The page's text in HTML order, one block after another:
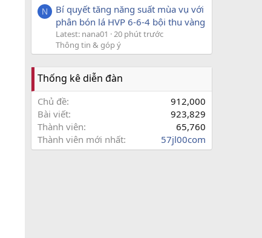
N
Bí quyết tăng năng suất mùa vụ với
phân bón lá HVP 6-6-4 bội thu vàng
Latest: nana01
20 phút trước
Thông tin & góp ý
Thống kê diễn đàn
Chủ đề
912,000
Bài viết
923,829
Thành viên
65,760
Thành viên mới nhất
57jl00com